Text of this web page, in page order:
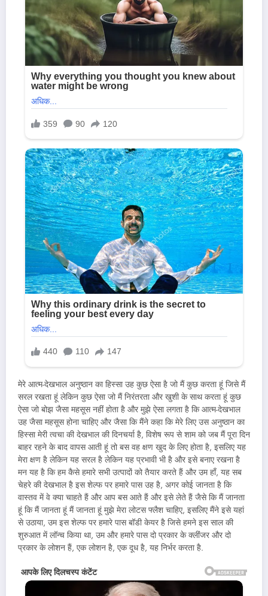
मेरे आत्म-देखभाल अनुष्ठान का हिस्सा उह कुछ ऐसा है जो मैं कुछ करता हूं जिसे मैं
सरल रखता हूं लेकिन कुछ ऐसा जो मैं निरंतरता और खुशी के साथ करता हूं कुछ
ऐसा जो बोझ जैसा महसूस नहीं होता है और मुझे ऐसा लगता है कि आत्म-देखभाल
उह जैसा महसूस होना चाहिए और जैसा कि मैंने कहा कि मेरे लिए उस अनुष्ठान का
हिस्सा मेरी त्वचा की देखभाल की दिनचर्या है, विशेष रूप से शाम को जब मैं पूरा दिन
बाहर रहने के बाद वापस आती हूं तो बस वह क्षण खुद के लिए होता है, इसलिए यह
मेरा क्षण है लेकिन यह सरल है लेकिन यह प्रभावी भी है और इसे बनाए रखना है
मन यह है कि हम कैसे हमारे सभी उत्पादों को तैयार करते हैं और उम हाँ, यह सब
चेहरे की देखभाल है इस शेल्फ पर हमारे पास उह है, अगर कोई जानता है कि
वास्तव में वे क्या चाहते हैं और आप बस आते हैं और इसे लेते हैं जैसे कि मैं जानता
हूं कि मैं जानता हूं मैं जानता हूं मुझे मेरा लोटस फ्लैश चाहिए, इसलिए मैंने इसे यहां
से उठाया, उम इस शेल्फ पर हमारे पास बॉडी केयर है जिसे हमने इस साल की
शुरुआत में लॉन्च किया था, उम और हमारे पास दो प्रकार के क्लींजर और दो
प्रकार के लोशन हैं, एक लोशन है, एक दूध है, यह निर्भर करता है.